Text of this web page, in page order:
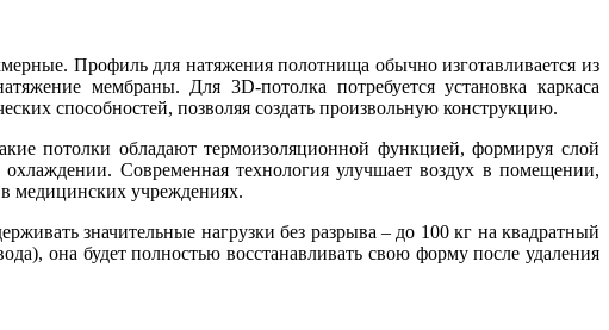
Профиль для натяжения полотнища обычно изготавливается из
мембраны. Для 3D-потолка потребуется установка каркаса
способностей, позволяя создать произвольную конструкцию.
потолки обладают термоизоляционной функцией, формируя слой
Современная технология улучшает воздух в помещении,
медицинских учреждениях.
значительные нагрузки без разрыва – до 100 кг на квадратный
она будет полностью восстанавливать свою форму после удаления